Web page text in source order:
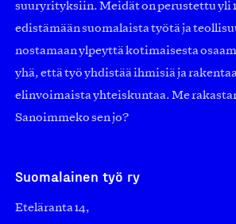
suuryrityksiin. Meidät on perustettu yli
edistämään suomalaista työtä ja
nostamaan ylpeyttä kotimaisesta
yhä, että työ yhdistää ihmisiä ja
elinvoimaista yhteiskuntaa. Me
Sanoimmeko sen jo?
Suomalainen työ ry
Eteläranta 14,